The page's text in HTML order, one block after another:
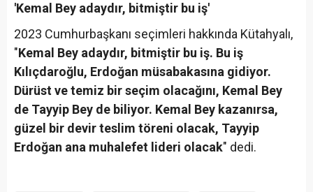
'Kemal Bey adaydır, bitmiştir bu iş'
2023 Cumhurbaşkanı seçimleri hakkında Kütahyalı,
"Kemal Bey adaydır, bitmiştir bu iş. Bu iş
Kılıçdaroğlu, Erdoğan müsabakasına gidiyor.
Dürüst ve temiz bir seçim olacağını, Kemal Bey
de Tayyip Bey de biliyor. Kemal Bey kazanırsa,
güzel bir devir teslim töreni olacak, Tayyip
Erdoğan ana muhalefet lideri olacak" dedi.